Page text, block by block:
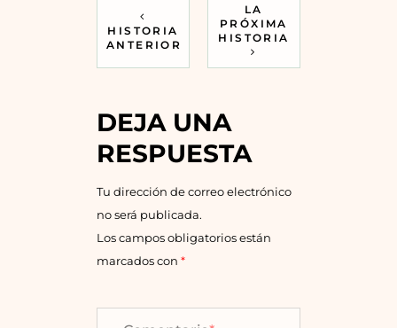
HISTORIA
ANTERIOR
LA
PRÓXIMA
HISTORIA
DEJA UNA
RESPUESTA
Tu dirección de correo electrónico
no será publicada.
Los campos obligatorios están
marcados con *